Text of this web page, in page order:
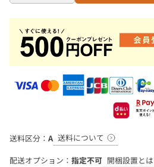
送料区分： A 送料について
配送オプション： 指定不可 開梱設置とは